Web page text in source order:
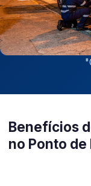
"
Benefícios
no Ponto de